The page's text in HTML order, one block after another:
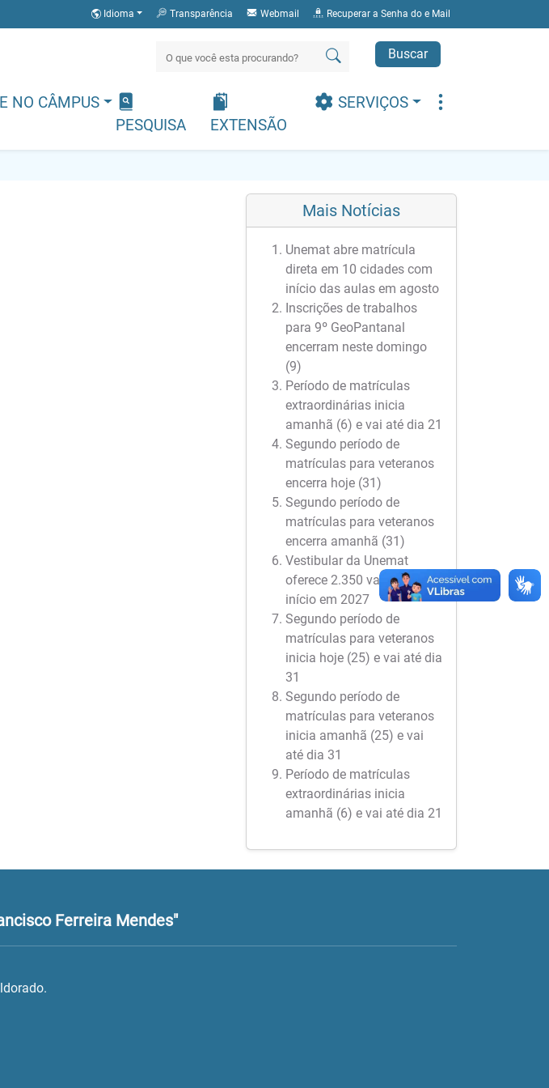
Idioma Transparência Webmail Recuperar a Senha do e Mail
Buscar
NO CÂMPUS
PESQUISA
EXTENSÃO
SERVIÇOS
Mais Notícias
Unemat abre matrícula
direta em 10 cidades com
início das aulas em agosto
Inscrições de trabalhos
para 9º GeoPantanal
encerram neste domingo
(9)
Período de matrículas
extraordinárias inicia
amanhã (6) e vai até dia 21
Segundo período de
matrículas para veteranos
encerra hoje (31)
Segundo período de
matrículas para veteranos
encerra amanhã (31)
Vestibular da Unemat
oferece 2.350 vagas para
início em 2027
Segundo período de
matrículas para veteranos
inicia hoje (25) e vai até dia
31
Segundo período de
matrículas para veteranos
inicia amanhã (25) e vai
até dia 31
Período de matrículas
extraordinárias inicia
amanhã (6) e vai até dia 21
Ferreira Mendes"